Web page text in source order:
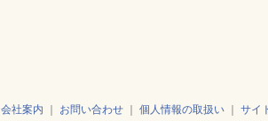
会社案内 お問い合わせ 個人情報の取扱い サイ